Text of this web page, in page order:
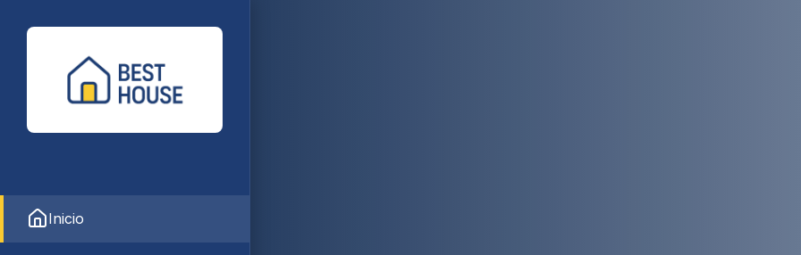
Inicio